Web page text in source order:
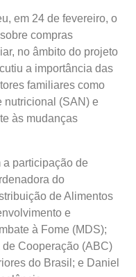
em 24 de fevereiro, o
compras
no âmbito do projeto
a importância das
familiares como
nutricional (SAN) e
às mudanças
a participação de
do
de Alimentos
e
à Fome (MDS);
Cooperação (ABC)
do Brasil; e Daniel